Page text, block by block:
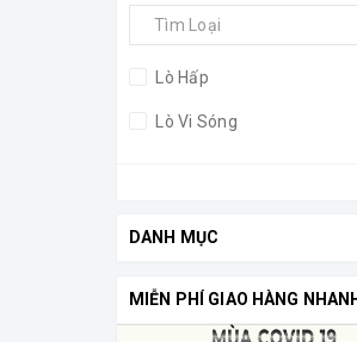
Lò Hấp
Lò Vi Sóng
DANH MỤC
MIỄN PHÍ GIAO HÀNG NHANH